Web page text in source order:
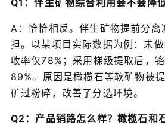
A：恰恰相反。伴生矿物提前分离
担。以某项目实际数据为例：未
收率仅78%；采用梯级提取后，
89%。原因是橄榄石等软矿物被
矿过粉碎，改善了分选环境。
Q2：产品销路怎么样？橄榄石和